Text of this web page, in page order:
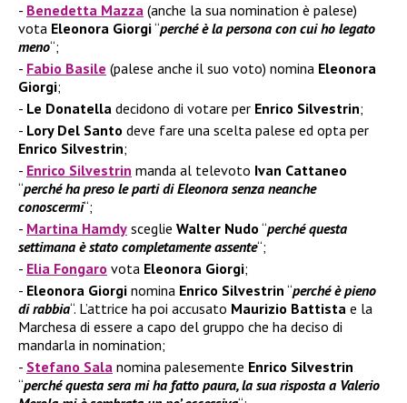
Benedetta Mazza (anche la sua nomination è palese)
vota Eleonora Giorgi“perché è la persona con cui ho legato
meno“;
Fabio Basile (palese anche il suo voto) nomina Eleonora
Giorgi;
Le Donatella decidono di votare per Enrico Silvestrin;
Lory Del Santo deve fare una scelta palese ed opta per
Enrico Silvestrin;
Enrico Silvestrin manda al televoto Ivan Cattaneo
“perché ha preso le parti di Eleonora senza neanche
conoscermi“;
Martina Hamdy sceglie Walter Nudo “perché questa
settimana è stato completamente assente“;
Elia Fongaro vota Eleonora Giorgi;
Eleonora Giorgi nomina Enrico Silvestrin “perché è pieno
di rabbia“. L’attrice ha poi accusato Maurizio Battista e la
Marchesa di essere a capo del gruppo che ha deciso di
mandarla in nomination;
Stefano Sala nomina palesemente Enrico Silvestrin
“perché questa sera mi ha fatto paura, la sua risposta a Valerio